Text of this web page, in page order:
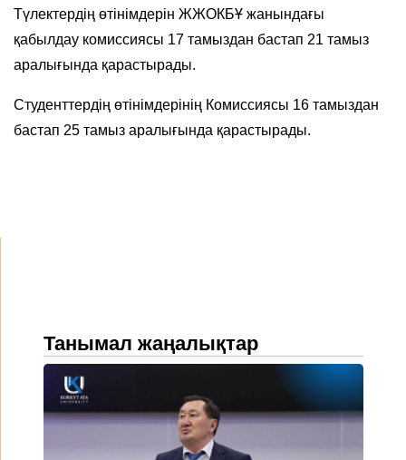
Түлектердің өтінімдерін ЖЖОКБҰ жанындағы
қабылдау комиссиясы 17 тамыздан бастап 21 тамыз
аралығында қарастырады.
Студенттердің өтінімдерінің Комиссиясы 16 тамыздан
бастап 25 тамыз аралығында қарастырады.
Танымал жаңалықтар